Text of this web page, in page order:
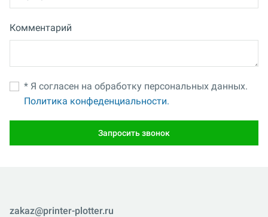
Комментарий
* Я согласен на обработку персональных данных.
Политика конфеденциальности.
Запросить звонок
zakaz@printer-plotter.ru